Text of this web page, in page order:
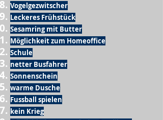
Vogelgezwitscher
Leckeres Frühstück
Sesamring mit Butter
Möglichkeit zum Homeoffice
Schule
netter Busfahrer
Sonnenschein
warme Dusche
Fussball spielen
kein Krieg